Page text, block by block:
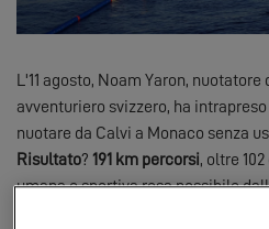
L'11 agosto, Noam Yaron,
avventuriero svizzero, ha
nuotare da Calvi a Monaco senza
Risultato? 191 km percorsi, oltre
umana e sportiva resa possibile
presenti